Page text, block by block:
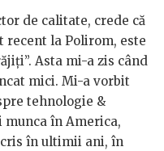
de calitate, crede că
recent la Polirom, este
Asta mi-a zis când
mici. Mi-a vorbit
tehnologie &
în America,
în ultimii ani, în